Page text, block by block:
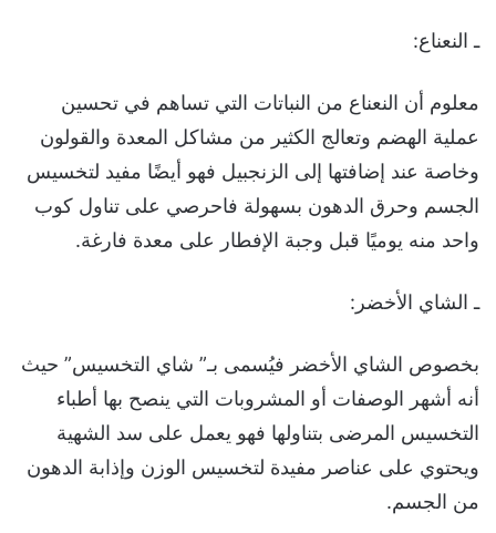
ـ النعناع:
معلوم أن النعناع من النباتات التي تساهم في تحسين
عملية الهضم وتعالج الكثير من مشاكل المعدة والقولون
وخاصة عند إضافتها إلى الزنجبيل فهو أيضًا مفيد لتخسيس
الجسم وحرق الدهون بسهولة فاحرصي على تناول كوب
واحد منه يوميًا قبل وجبة الإفطار على معدة فارغة.
ـ الشاي الأخضر:
بخصوص الشاي الأخضر فيُسمى بـ” شاي التخسيس” حيث
أنه أشهر الوصفات أو المشروبات التي ينصح بها أطباء
التخسيس المرضى بتناولها فهو يعمل على سد الشهية
ويحتوي على عناصر مفيدة لتخسيس الوزن وإذابة الدهون
من الجسم.